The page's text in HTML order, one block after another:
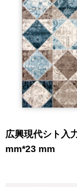
広興現代シト入
mm*23 mm